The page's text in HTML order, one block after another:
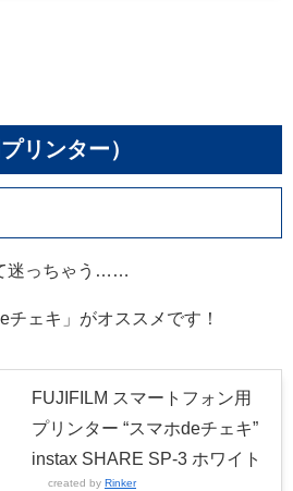
リンター）
迷っちゃう……
ェキ」がオススメです！
FUJIFILM スマートフォン用
プリンター “スマホdeチェキ”
instax SHARE SP-3 ホワイト
created by Rinker